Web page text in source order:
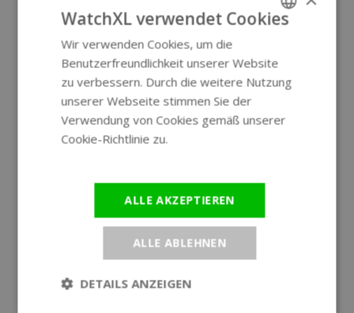
GERMAN
WatchXL verwendet Cookies
Wir verwenden Cookies, um die
Benutzerfreundlichkeit unserer Website
zu verbessern. Durch die weitere Nutzung
unserer Webseite stimmen Sie der
Verwendung von Cookies gemäß unserer
Cookie-Richtlinie zu.
ALLE AKZEPTIEREN
ALLE ABLEHNEN
DETAILS ANZEIGEN